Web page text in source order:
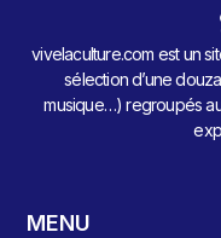
vivelaculture.com est un
sélection d’une
musique…) regroupés
MENU